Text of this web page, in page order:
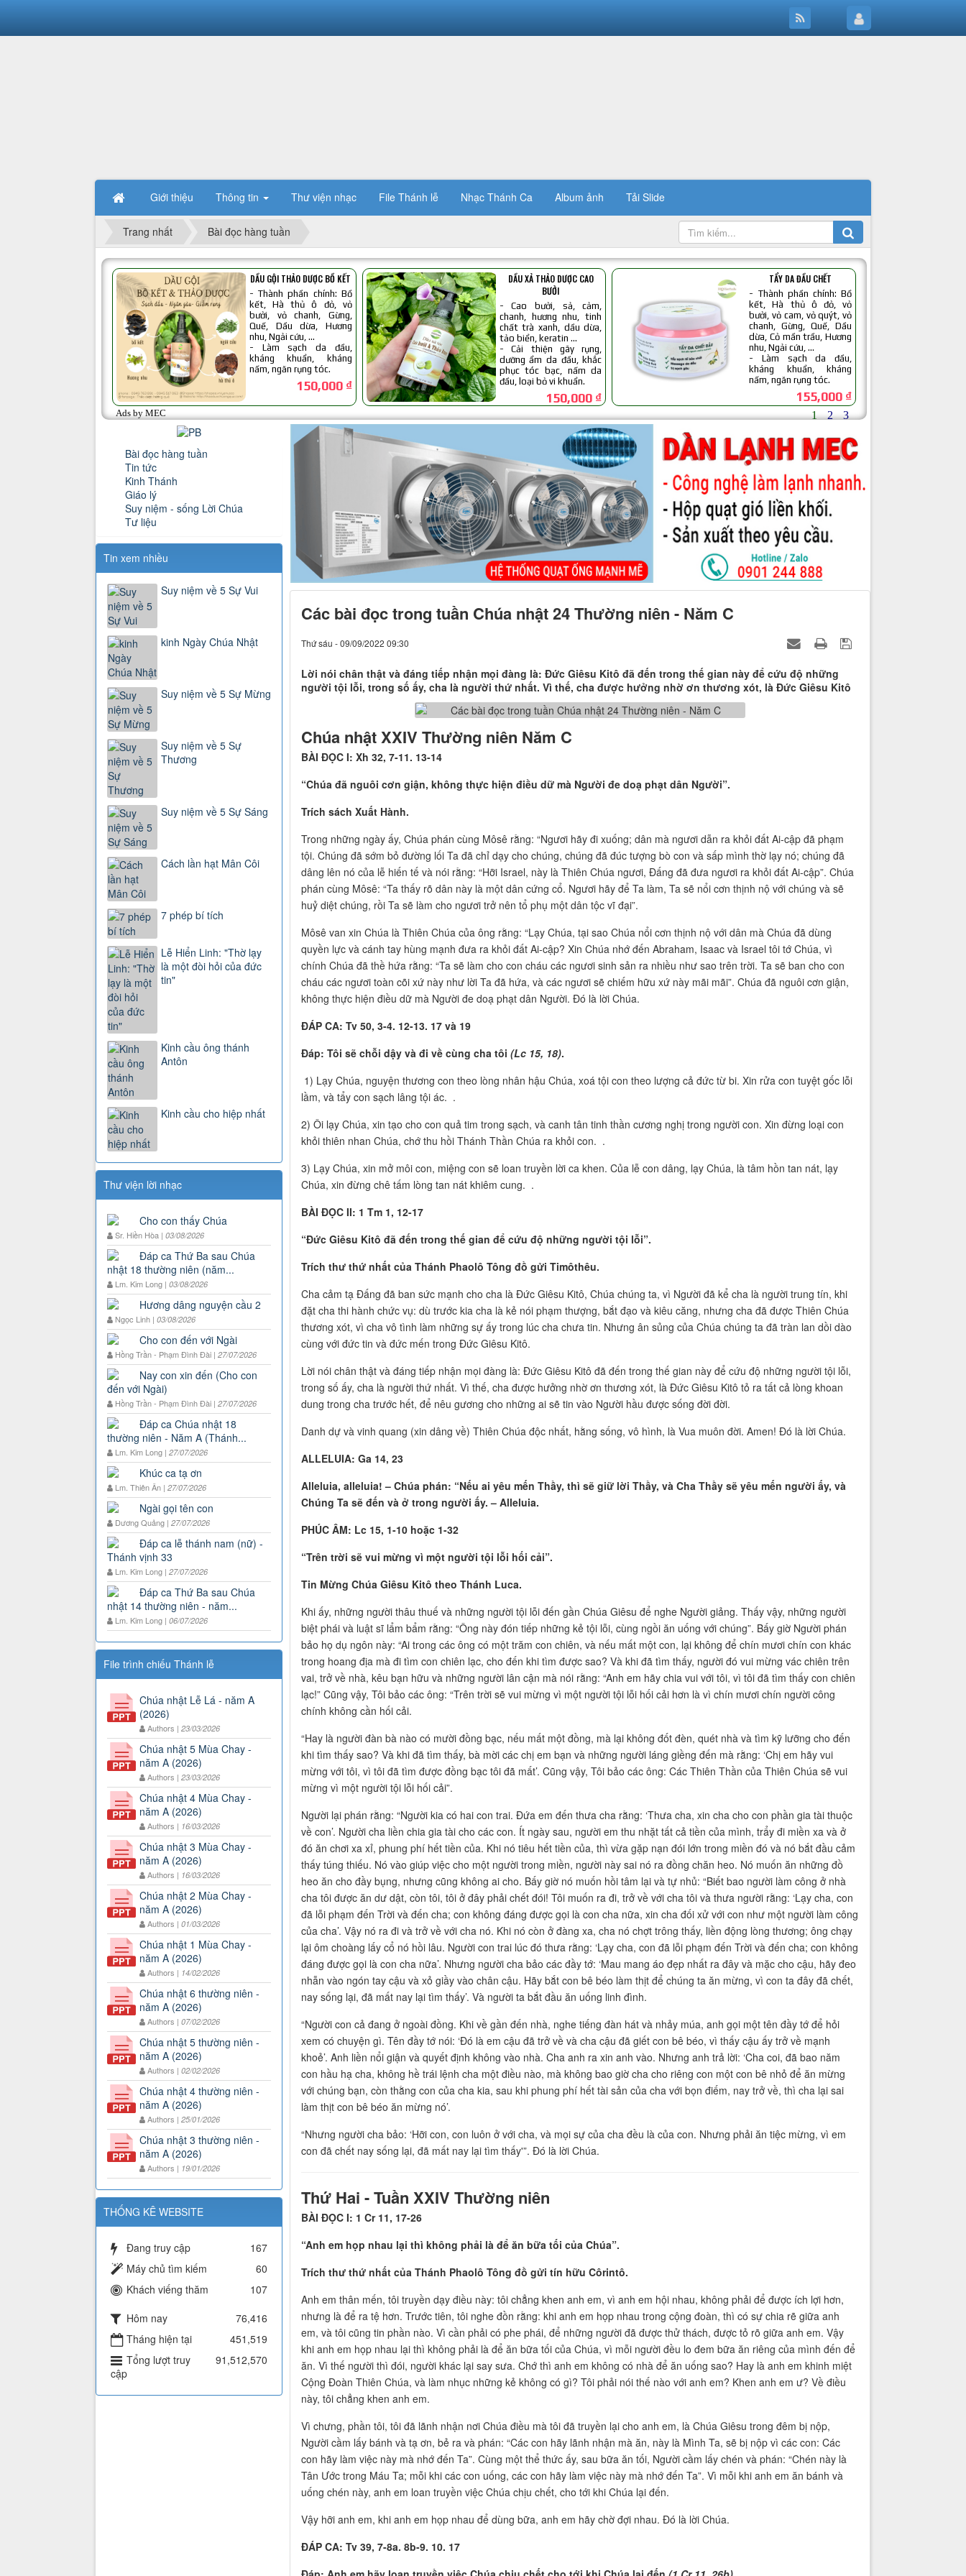
Giới thiệu Thông tin Thư viện nhạc File Thánh lễ Nhạc Thánh Ca Album ảnh Tải Slide
Trang nhất Bài đọc hàng tuần
Bài đọc hàng tuần
Tin tức
Kinh Thánh
Giáo lý
Suy niệm - sống Lời Chúa
Tư liệu
Tin xem nhiều
Suy niệm về 5 Sự Vui
kinh Ngày Chúa Nhật
Suy niệm về 5 Sự Mừng
Suy niệm về 5 Sự
Thương
Suy niệm về 5 Sự Sáng
Cách lần hạt Mân Côi
7 phép bí tích
Lễ Hiển Linh: "Thờ lạy
là một đòi hỏi của đức
tin"
Kinh cầu ông thánh
Antôn
Kinh cầu cho hiệp nhất
Thư viện lời nhạc
Cho con thấy Chúa
Sr. Hiền Hòa | 03/08/2026
Đáp ca Thứ Ba sau Chúa
nhật 18 thường niên (năm...
Lm. Kim Long | 03/08/2026
Hương dâng nguyện cầu 2
Ngọc Linh | 03/08/2026
Cho con đến với Ngài
Hồng Trần - Phạm Đình Đài | 27/07/2026
Nay con xin đến (Cho con
đến với Ngài)
Hồng Trần - Phạm Đình Đài | 27/07/2026
Đáp ca Chúa nhật 18
thường niên - Năm A (Thánh...
Lm. Kim Long | 27/07/2026
Khúc ca tạ ơn
Lm. Thiên Ân | 27/07/2026
Ngài gọi tên con
Dương Quảng | 27/07/2026
Đáp ca lễ thánh nam (nữ) -
Thánh vịnh 33
Lm. Kim Long | 27/07/2026
Đáp ca Thứ Ba sau Chúa
nhật 14 thường niên - năm...
Lm. Kim Long | 06/07/2026
File trình chiếu Thánh lễ
Chúa nhật Lễ Lá - năm A
(2026)
Authors | 23/03/2026
Chúa nhật 5 Mùa Chay -
năm A (2026)
Authors | 23/03/2026
Chúa nhật 4 Mùa Chay -
năm A (2026)
Authors | 16/03/2026
Chúa nhật 3 Mùa Chay -
năm A (2026)
Authors | 16/03/2026
Chúa nhật 2 Mùa Chay -
năm A (2026)
Authors | 01/03/2026
Chúa nhật 1 Mùa Chay -
năm A (2026)
Authors | 14/02/2026
Chúa nhật 6 thường niên -
năm A (2026)
Authors | 07/02/2026
Chúa nhật 5 thường niên -
năm A (2026)
Authors | 02/02/2026
Chúa nhật 4 thường niên -
năm A (2026)
Authors | 25/01/2026
Chúa nhật 3 thường niên -
năm A (2026)
Authors | 19/01/2026
THỐNG KÊ WEBSITE
Đang truy cập
167
Máy chủ tìm kiếm
60
Khách viếng thăm
107
Hôm nay
76,416
Tháng hiện tại
451,519
Tổng lượt truy
cập
91,512,570
Các bài đọc trong tuần Chúa nhật 24 Thường niên - Năm C
Thứ sáu - 09/09/2022 09:30
Lời nói chân thật và đáng tiếp nhận mọi đàng là: Đức Giêsu Kitô đã đến trong thế gian này để cứu độ những
người tội lỗi, trong số ấy, cha là người thứ nhất. Vì thế, cha được hưởng nhờ ơn thương xót, là Đức Giêsu Kitô
Chúa nhật XXIV Thường niên Năm C
BÀI ĐỌC I: Xh 32, 7-11. 13-14
“Chúa đã nguôi cơn giận, không thực hiện điều dữ mà Người đe doạ phạt dân Người”.
Trích sách Xuất Hành.
Trong những ngày ấy, Chúa phán cùng Môsê rằng: “Ngươi hãy đi xuống; dân mà ngươi dẫn ra khỏi đất Ai-cập đã phạm
tội. Chúng đã sớm bỏ đường lối Ta đã chỉ dạy cho chúng, chúng đã đúc tượng bò con và sấp mình thờ lạy nó; chúng đã
dâng lên nó của lễ hiến tế và nói rằng: “Hỡi Israel, này là Thiên Chúa ngươi, Đấng đã đưa ngươi ra khỏi đất Ai-cập”. Chúa
phán cùng Môsê: “Ta thấy rõ dân này là một dân cứng cổ. Ngươi hãy để Ta làm, Ta sẽ nổi cơn thịnh nộ với chúng và sẽ
huỷ diệt chúng, rồi Ta sẽ làm cho ngươi trở nên tổ phụ một dân tộc vĩ đại”.
Môsê van xin Chúa là Thiên Chúa của ông rằng: “Lạy Chúa, tại sao Chúa nổi cơn thịnh nộ với dân mà Chúa đã dùng
quyền lực và cánh tay hùng mạnh đưa ra khỏi đất Ai-cập? Xin Chúa nhớ đến Abraham, Isaac và Israel tôi tớ Chúa, vì
chính Chúa đã thề hứa rằng: “Ta sẽ làm cho con cháu các ngươi sinh sản ra nhiều như sao trên trời. Ta sẽ ban cho con
cháu các ngươi toàn cõi xứ này như lời Ta đã hứa, và các ngươi sẽ chiếm hữu xứ này mãi mãi”. Chúa đã nguôi cơn giận,
không thực hiện điều dữ mà Người đe doạ phạt dân Người. Đó là lời Chúa.
ĐÁP CA: Tv 50, 3-4. 12-13. 17 và 19
Đáp: Tôi sẽ chỗi dậy và đi về cùng cha tôi (Lc 15, 18).
1) Lạy Chúa, nguyện thương con theo lòng nhân hậu Chúa, xoá tội con theo lượng cả đức từ bi. Xin rửa con tuyệt gốc lỗi
lầm, và tẩy con sạch lâng tội ác. .
2) Ôi lạy Chúa, xin tạo cho con quả tim trong sạch, và canh tân tinh thần cương nghị trong người con. Xin đừng loại con
khỏi thiên nhan Chúa, chớ thu hồi Thánh Thần Chúa ra khỏi con. .
3) Lạy Chúa, xin mở môi con, miệng con sẽ loan truyền lời ca khen. Của lễ con dâng, lạy Chúa, là tâm hồn tan nát, lạy
Chúa, xin đừng chê tấm lòng tan nát khiêm cung. .
BÀI ĐỌC II: 1 Tm 1, 12-17
“Đức Giêsu Kitô đã đến trong thế gian để cứu độ những người tội lỗi”.
Trích thư thứ nhất của Thánh Phaolô Tông đồ gửi Timôthêu.
Cha cảm tạ Đấng đã ban sức mạnh cho cha là Đức Giêsu Kitô, Chúa chúng ta, vì Người đã kể cha là người trung tín, khi
đặt cha thi hành chức vụ: dù trước kia cha là kẻ nói phạm thượng, bắt đạo và kiêu căng, nhưng cha đã được Thiên Chúa
thương xót, vì cha vô tình làm những sự ấy trong lúc cha chưa tin. Nhưng ân sủng của Chúa chúng ta đã tràn lan dồi dào
cùng với đức tin và đức mến trong Đức Giêsu Kitô.
Lời nói chân thật và đáng tiếp nhận mọi đàng là: Đức Giêsu Kitô đã đến trong thế gian này để cứu độ những người tội lỗi,
trong số ấy, cha là người thứ nhất. Vì thế, cha được hưởng nhờ ơn thương xót, là Đức Giêsu Kitô tỏ ra tất cả lòng khoan
dung trong cha trước hết, để nêu gương cho những ai sẽ tin vào Người hầu được sống đời đời.
Danh dự và vinh quang (xin dâng về) Thiên Chúa độc nhất, hằng sống, vô hình, là Vua muôn đời. Amen! Đó là lời Chúa.
ALLELUIA: Ga 14, 23
Alleluia, alleluia! – Chúa phán: “Nếu ai yêu mến Thầy, thì sẽ giữ lời Thầy, và Cha Thầy sẽ yêu mến người ấy, và
Chúng Ta sẽ đến và ở trong người ấy. – Alleluia.
PHÚC ÂM: Lc 15, 1-10 hoặc 1-32
“Trên trời sẽ vui mừng vì một người tội lỗi hối cải”.
Tin Mừng Chúa Giêsu Kitô theo Thánh Luca.
Khi ấy, những người thâu thuế và những người tội lỗi đến gần Chúa Giêsu để nghe Người giảng. Thấy vậy, những người
biệt phái và luật sĩ lẩm bẩm rằng: “Ông này đón tiếp những kẻ tội lỗi, cùng ngồi ăn uống với chúng”. Bấy giờ Người phán
bảo họ dụ ngôn này: “Ai trong các ông có một trăm con chiên, và nếu mất một con, lại không để chín mươi chín con khác
trong hoang địa mà đi tìm con chiên lạc, cho đến khi tìm được sao? Và khi đã tìm thấy, người đó vui mừng vác chiên trên
vai, trở về nhà, kêu bạn hữu và những người lân cận mà nói rằng: “Anh em hãy chia vui với tôi, vì tôi đã tìm thấy con chiên
lạc!” Cũng vậy, Tôi bảo các ông: “Trên trời sẽ vui mừng vì một người tội lỗi hối cải hơn là vì chín mươi chín người công
chính không cần hối cải.
“Hay là người đàn bà nào có mười đồng bạc, nếu mất một đồng, mà lại không đốt đèn, quét nhà và tìm kỹ lưỡng cho đến
khi tìm thấy sao? Và khi đã tìm thấy, bà mời các chị em bạn và những người láng giềng đến mà rằng: ‘Chị em hãy vui
mừng với tôi, vì tôi đã tìm được đồng bạc tôi đã mất’. Cũng vậy, Tôi bảo các ông: Các Thiên Thần của Thiên Chúa sẽ vui
mừng vì một người tội lỗi hối cải”.
Người lại phán rằng: “Người kia có hai con trai. Đứa em đến thưa cha rằng: ‘Thưa cha, xin cha cho con phần gia tài thuộc
về con’. Người cha liền chia gia tài cho các con. Ít ngày sau, người em thu nhặt tất cả tiền của mình, trẩy đi miền xa và ở
đó ăn chơi xa xỉ, phung phí hết tiền của. Khi nó tiêu hết tiền của, thì vừa gặp nạn đói lớn trong miền đó và nó bắt đầu cảm
thấy túng thiếu. Nó vào giúp việc cho một người trong miền, người này sai nó ra đồng chăn heo. Nó muốn ăn những đồ
heo ăn cho đầy bụng, nhưng cũng không ai cho. Bấy giờ nó muốn hồi tâm lại và tự nhủ: “Biết bao người làm công ở nhà
cha tôi được ăn dư dật, còn tôi, tôi ở đây phải chết đói! Tôi muốn ra đi, trở về với cha tôi và thưa người rằng: ‘Lạy cha, con
đã lỗi phạm đến Trời và đến cha; con không đáng được gọi là con cha nữa, xin cha đối xử với con như một người làm công
của cha’. Vậy nó ra đi và trở về với cha nó. Khi nó còn ở đàng xa, cha nó chợt trông thấy, liền động lòng thương; ông chạy
lại ôm choàng lấy cổ nó hồi lâu. Người con trai lúc đó thưa rằng: ‘Lạy cha, con đã lỗi phạm đến Trời và đến cha; con không
đáng được gọi là con cha nữa’. Nhưng người cha bảo các đầy tớ: ‘Mau mang áo đẹp nhất ra đây và mặc cho cậu, hãy đeo
nhẫn vào ngón tay cậu và xỏ giầy vào chân cậu. Hãy bắt con bê béo làm thịt để chúng ta ăn mừng, vì con ta đây đã chết,
nay sống lại, đã mất nay lại tìm thấy’. Và người ta bắt đầu ăn uống linh đình.
“Người con cả đang ở ngoài đồng. Khi về gần đến nhà, nghe tiếng đàn hát và nhảy múa, anh gọi một tên đầy tớ để hỏi
xem có chuyện gì. Tên đầy tớ nói: ‘Đó là em cậu đã trở về và cha cậu đã giết con bê béo, vì thấy cậu ấy trở về mạnh
khoẻ’. Anh liền nổi giận và quyết định không vào nhà. Cha anh ra xin anh vào. Nhưng anh trả lời: ‘Cha coi, đã bao năm
con hầu hạ cha, không hề trái lệnh cha một điều nào, mà không bao giờ cha cho riêng con một con bê nhỏ để ăn mừng
với chúng bạn, còn thằng con của cha kia, sau khi phung phí hết tài sản của cha với bọn điếm, nay trở về, thì cha lại sai
làm thịt con bê béo ăn mừng nó’.
“Nhưng người cha bảo: ‘Hỡi con, con luôn ở với cha, và mọi sự của cha đều là của con. Nhưng phải ăn tiệc mừng, vì em
con đã chết nay sống lại, đã mất nay lại tìm thấy'”. Đó là lời Chúa.
Thứ Hai - Tuần XXIV Thường niên
BÀI ĐỌC I: 1 Cr 11, 17-26
“Anh em họp nhau lại thì không phải là để ăn bữa tối của Chúa”.
Trích thư thứ nhất của Thánh Phaolô Tông đồ gửi tín hữu Côrintô.
Anh em thân mến, tôi truyền dạy điều này: tôi chẳng khen anh em, vì anh em hội nhau, không phải để được ích lợi hơn,
nhưng là để ra tệ hơn. Trước tiên, tôi nghe đồn rằng: khi anh em họp nhau trong cộng đoàn, thì có sự chia rẽ giữa anh
em, và tôi cũng tin phần nào. Vì cần phải có phe phái, để những người đã được thử thách, được tỏ rõ giữa anh em. Vậy
khi anh em họp nhau lại thì không phải là để ăn bữa tối của Chúa, vì mỗi người đều lo đem bữa ăn riêng của mình đến để
ăn. Vì thế người thì đói, người khác lại say sưa. Chớ thì anh em không có nhà để ăn uống sao? Hay là anh em khinh miệt
Cộng Đoàn Thiên Chúa, và làm nhục những kẻ không có gì? Tôi phải nói thế nào với anh em? Khen anh em ư? Về điều
này, tôi chẳng khen anh em.
Vì chưng, phần tôi, tôi đã lãnh nhận nơi Chúa điều mà tôi đã truyền lại cho anh em, là Chúa Giêsu trong đêm bị nộp,
Người cầm lấy bánh và tạ ơn, bẻ ra và phán: “Các con hãy lãnh nhận mà ăn, này là Mình Ta, sẽ bị nộp vì các con: Các
con hãy làm việc này mà nhớ đến Ta”. Cùng một thể thức ấy, sau bữa ăn tối, Người cầm lấy chén và phán: “Chén này là
Tân Ước trong Máu Ta; mỗi khi các con uống, các con hãy làm việc này mà nhớ đến Ta”. Vì mỗi khi anh em ăn bánh và
uống chén này, anh em loan truyền việc Chúa chịu chết, cho tới khi Chúa lại đến.
Vậy hỡi anh em, khi anh em họp nhau để dùng bữa, anh em hãy chờ đợi nhau. Đó là lời Chúa.
ĐÁP CA: Tv 39, 7-8a. 8b-9. 10. 17